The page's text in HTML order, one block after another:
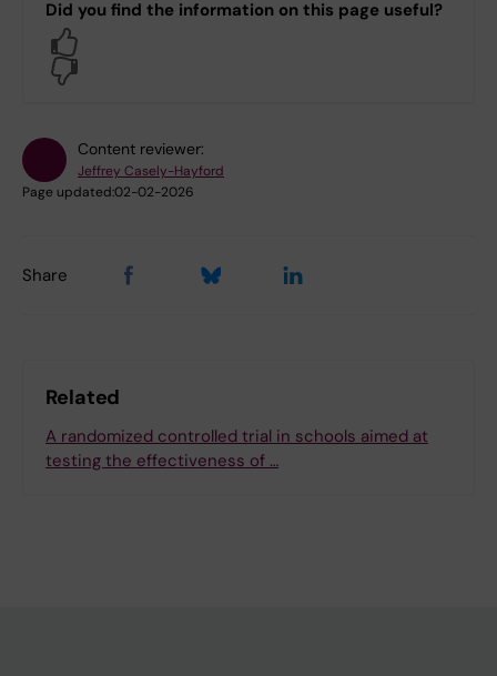
Did you find the information on this page useful?
Content reviewer:
Jeffrey Casely-Hayford
Page updated:02-02-2026
Share
Related
A randomized controlled trial in schools aimed at
testing the effectiveness of …